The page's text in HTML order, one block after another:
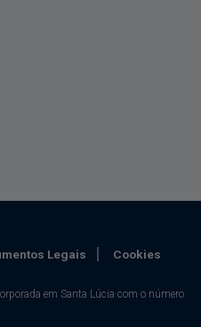
Legais Cookies
em Santa Lúcia com o número